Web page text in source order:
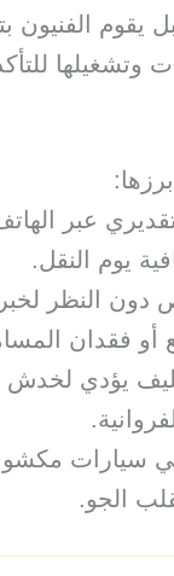
بل يقوم
وتشغيلها
عبر
يوم النقل.
دون النظر
أو فقدان
يؤدي لخدش
سيارات
الجو.